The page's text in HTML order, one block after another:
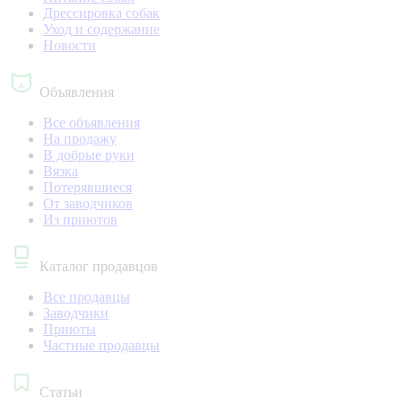
Дрессировка собак
Уход и содержание
Новости
Объявления
Все объявления
На продажу
В добрые руки
Вязка
Потерявшиеся
От заводчиков
Из приютов
Каталог продавцов
Все продавцы
Заводчики
Приюты
Частные продавцы
Статьи